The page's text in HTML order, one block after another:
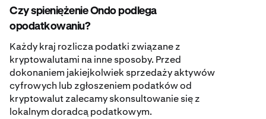
Czy spieniężenie Ondo podlega
opodatkowaniu?
Każdy kraj rozlicza podatki związane z
kryptowalutami na inne sposoby. Przed
dokonaniem jakiejkolwiek sprzedaży aktywów
cyfrowych lub zgłoszeniem podatków od
kryptowalut zalecamy skonsultowanie się z
lokalnym doradcą podatkowym.